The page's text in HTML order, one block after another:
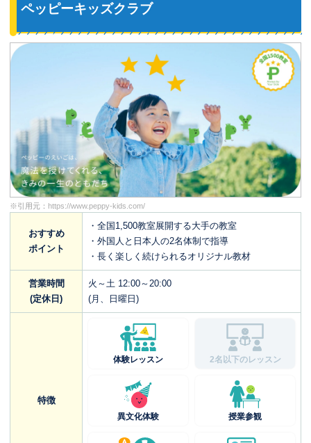
ペッピーキッズクラブ
※引用元： https://www.peppy-kids.com/
おすすめ
ポイント
・全国1,500教室展開する大手の教室
・外国人と日本人の2名体制で指導
・長く楽しく続けられるオリジナル教材
営業時間
(定休日)
火～土 12:00～20:00
(月、日曜日)
特徴
体験レッスン 2名以下のレッスン
異文化体験 授業参観